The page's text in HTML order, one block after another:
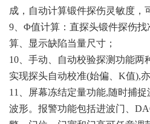
成，自动计算锻件探伤灵敏度，
9、Φ值计算：直探头锻件探伤
算、显示缺陷当量尺寸；
10、手动、自动校验探测功能两
实现探头自动校准(始偏、K值),
11、屏幕冻结定量功能,随时捕
波形。报警功能包括进波门、